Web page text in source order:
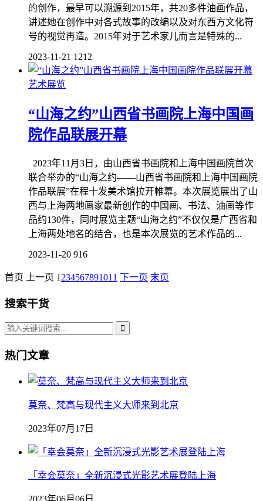
的创作，最早可以溯源到2015年，共20多件油画作品，
讲述她在创作中对各式故事的改编以及对东西方文化符
号的视觉再造。2015年对于艺术家儿而言是特殊的...
2023-11-21 1212
艺术展览
“山海之约”山西省书画院上海中国画
院作品联展开幕
2023年11月3日，由山西省书画院和上海中国画院首次
联合举办的“山海之约——山西省书画院和上海中国画院
作品联展”在程十发美术馆拉开帷幕。本次展览展出了山
西与上海两地画家最新创作的中国画、书法、油画等作
品约130件，同时展览主题“山海之约”不仅仅是广西省和
上海两处地名的结合，也是本次展览的艺术作品的...
2023-11-20 916
首页 上一页 1 234567891011 下一页 末页
搜索干货
热门文章
莫奈、梵高与现代主义大师来到北京
2023年07月17日
「幸会莫奈」全新沉浸式光影艺术展登陆上海
2023年06月06日